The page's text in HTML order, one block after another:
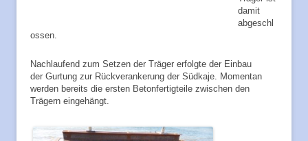
damit
abgeschl
ossen.
Nachlaufend zum Setzen der Träger erfolgte der Einbau
der Gurtung zur Rückverankerung der Südkaje. Momentan
werden bereits die ersten Betonfertigteile zwischen den
Trägern eingehängt.